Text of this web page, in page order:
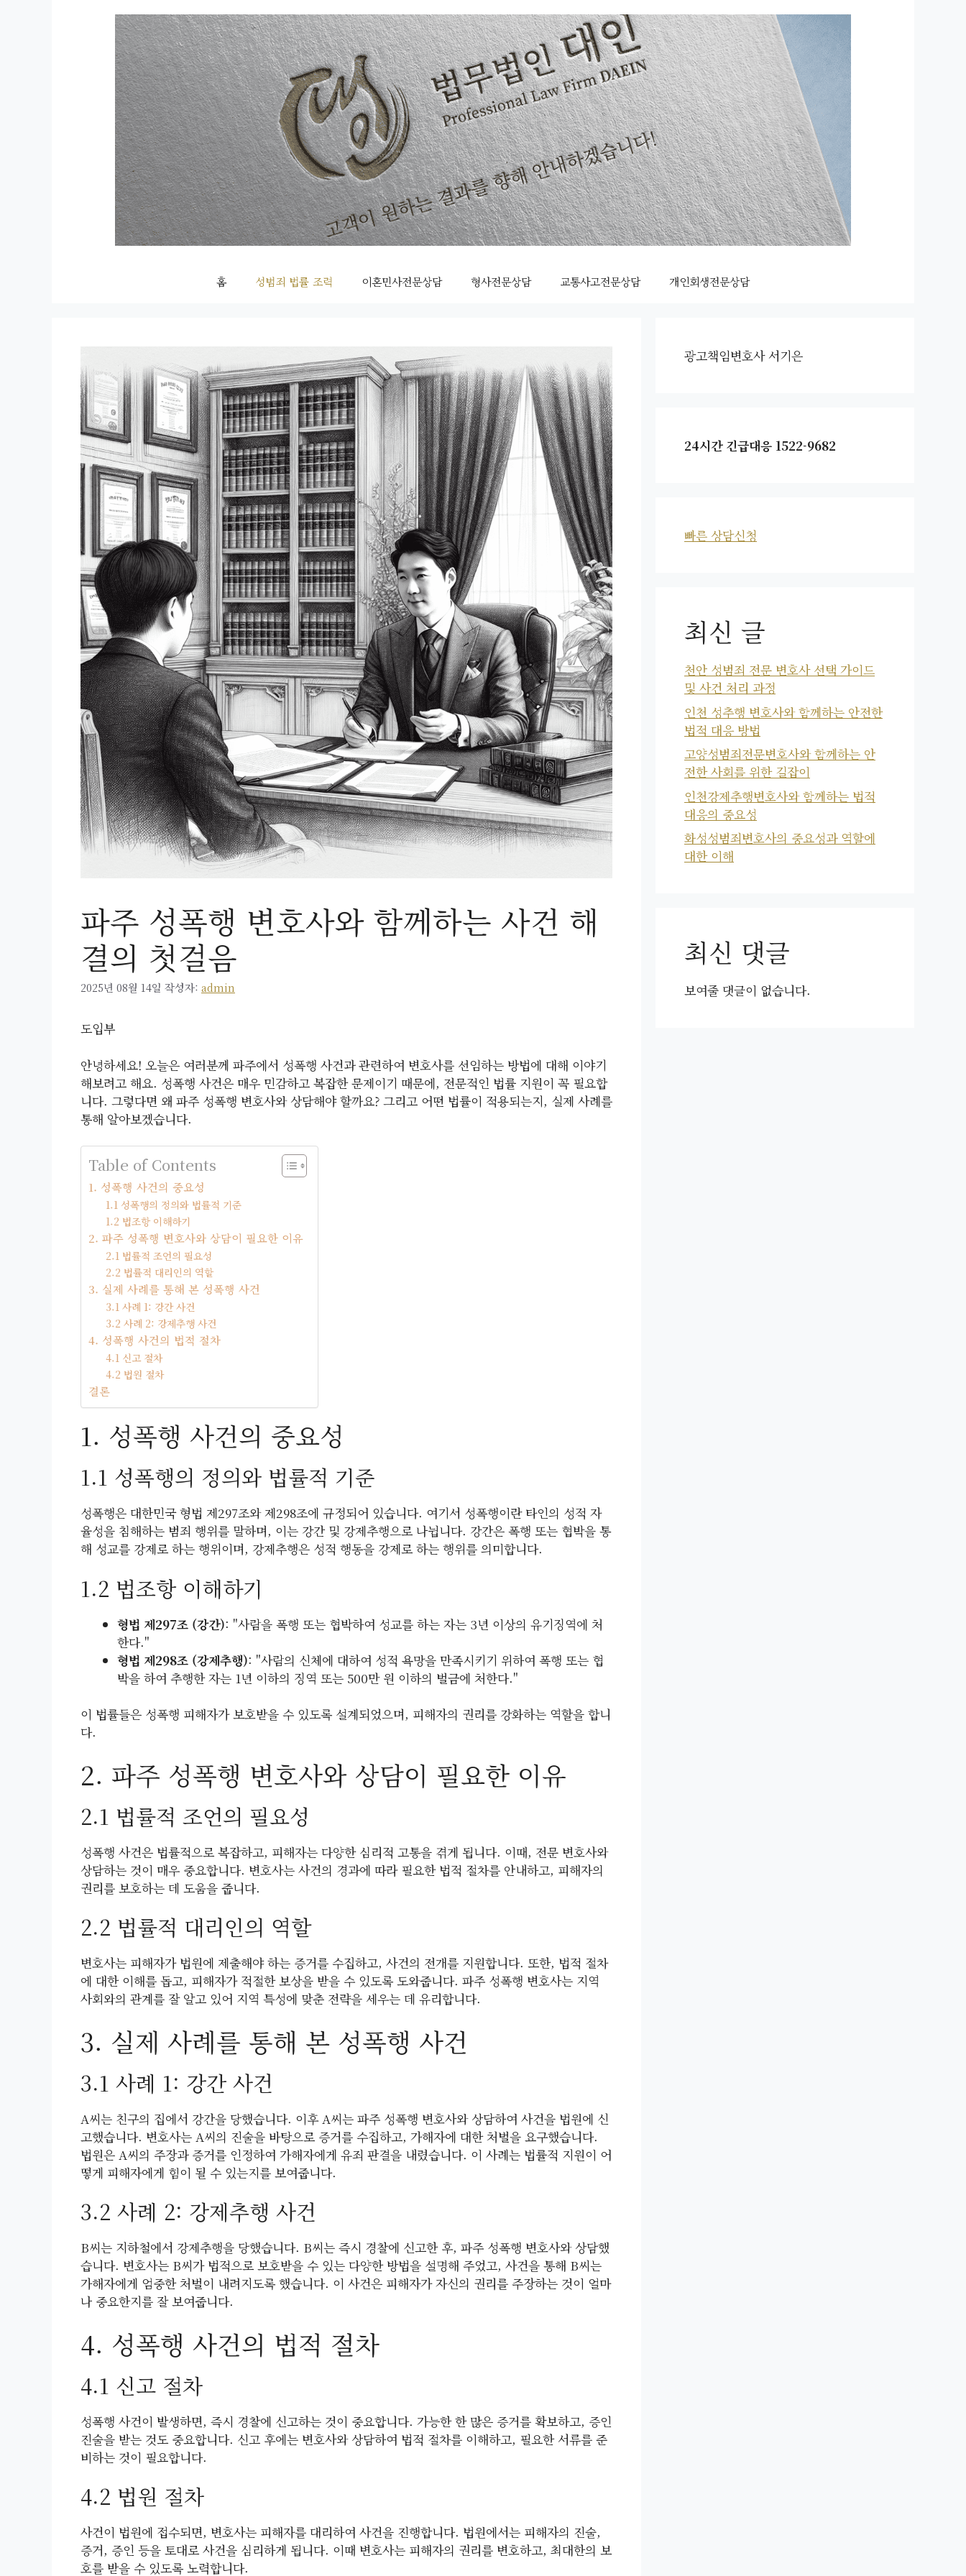
홈 성범죄 법률 조력 이혼민사전문상담 형사전문상담 교통사고전문상담 개인회생전문상담
파주 성폭행 변호사와 함께하는 사건 해
결의 첫걸음
2025년 08월 14일 작성자: admin
도입부
안녕하세요! 오늘은 여러분께 파주에서 성폭행 사건과 관련하여 변호사를 선임하는 방법에 대해 이야기
해보려고 해요. 성폭행 사건은 매우 민감하고 복잡한 문제이기 때문에, 전문적인 법률 지원이 꼭 필요합
니다. 그렇다면 왜 파주 성폭행 변호사와 상담해야 할까요? 그리고 어떤 법률이 적용되는지, 실제 사례를
통해 알아보겠습니다.
Table of Contents
1. 성폭행 사건의 중요성
1.1 성폭행의 정의와 법률적 기준
1.2 법조항 이해하기
2. 파주 성폭행 변호사와 상담이 필요한 이유
2.1 법률적 조언의 필요성
2.2 법률적 대리인의 역할
3. 실제 사례를 통해 본 성폭행 사건
3.1 사례 1: 강간 사건
3.2 사례 2: 강제추행 사건
4. 성폭행 사건의 법적 절차
4.1 신고 절차
4.2 법원 절차
결론
1. 성폭행 사건의 중요성
1.1 성폭행의 정의와 법률적 기준
성폭행은 대한민국 형법 제297조와 제298조에 규정되어 있습니다. 여기서 성폭행이란 타인의 성적 자
율성을 침해하는 범죄 행위를 말하며, 이는 강간 및 강제추행으로 나뉩니다. 강간은 폭행 또는 협박을 통
해 성교를 강제로 하는 행위이며, 강제추행은 성적 행동을 강제로 하는 행위를 의미합니다.
1.2 법조항 이해하기
형법 제297조 (강간): "사람을 폭행 또는 협박하여 성교를 하는 자는 3년 이상의 유기징역에 처
한다."
형법 제298조 (강제추행): "사람의 신체에 대하여 성적 욕망을 만족시키기 위하여 폭행 또는 협
박을 하여 추행한 자는 1년 이하의 징역 또는 500만 원 이하의 벌금에 처한다."
이 법률들은 성폭행 피해자가 보호받을 수 있도록 설계되었으며, 피해자의 권리를 강화하는 역할을 합니
다.
2. 파주 성폭행 변호사와 상담이 필요한 이유
2.1 법률적 조언의 필요성
성폭행 사건은 법률적으로 복잡하고, 피해자는 다양한 심리적 고통을 겪게 됩니다. 이때, 전문 변호사와
상담하는 것이 매우 중요합니다. 변호사는 사건의 경과에 따라 필요한 법적 절차를 안내하고, 피해자의
권리를 보호하는 데 도움을 줍니다.
2.2 법률적 대리인의 역할
변호사는 피해자가 법원에 제출해야 하는 증거를 수집하고, 사건의 전개를 지원합니다. 또한, 법적 절차
에 대한 이해를 돕고, 피해자가 적절한 보상을 받을 수 있도록 도와줍니다. 파주 성폭행 변호사는 지역
사회와의 관계를 잘 알고 있어 지역 특성에 맞춘 전략을 세우는 데 유리합니다.
3. 실제 사례를 통해 본 성폭행 사건
3.1 사례 1: 강간 사건
A씨는 친구의 집에서 강간을 당했습니다. 이후 A씨는 파주 성폭행 변호사와 상담하여 사건을 법원에 신
고했습니다. 변호사는 A씨의 진술을 바탕으로 증거를 수집하고, 가해자에 대한 처벌을 요구했습니다.
법원은 A씨의 주장과 증거를 인정하여 가해자에게 유죄 판결을 내렸습니다. 이 사례는 법률적 지원이 어
떻게 피해자에게 힘이 될 수 있는지를 보여줍니다.
3.2 사례 2: 강제추행 사건
B씨는 지하철에서 강제추행을 당했습니다. B씨는 즉시 경찰에 신고한 후, 파주 성폭행 변호사와 상담했
습니다. 변호사는 B씨가 법적으로 보호받을 수 있는 다양한 방법을 설명해 주었고, 사건을 통해 B씨는
가해자에게 엄중한 처벌이 내려지도록 했습니다. 이 사건은 피해자가 자신의 권리를 주장하는 것이 얼마
나 중요한지를 잘 보여줍니다.
4. 성폭행 사건의 법적 절차
4.1 신고 절차
성폭행 사건이 발생하면, 즉시 경찰에 신고하는 것이 중요합니다. 가능한 한 많은 증거를 확보하고, 증인
진술을 받는 것도 중요합니다. 신고 후에는 변호사와 상담하여 법적 절차를 이해하고, 필요한 서류를 준
비하는 것이 필요합니다.
4.2 법원 절차
사건이 법원에 접수되면, 변호사는 피해자를 대리하여 사건을 진행합니다. 법원에서는 피해자의 진술,
증거, 증인 등을 토대로 사건을 심리하게 됩니다. 이때 변호사는 피해자의 권리를 변호하고, 최대한의 보
호를 받을 수 있도록 노력합니다.
광고책임변호사 서기은
24시간 긴급대응 1522-9682
빠른 상담신청
최신 글
천안 성범죄 전문 변호사 선택 가이드
및 사건 처리 과정
인천 성추행 변호사와 함께하는 안전한
법적 대응 방법
고양성범죄전문변호사와 함께하는 안
전한 사회를 위한 길잡이
인천강제추행변호사와 함께하는 법적
대응의 중요성
화성성범죄변호사의 중요성과 역할에
대한 이해
최신 댓글
보여줄 댓글이 없습니다.